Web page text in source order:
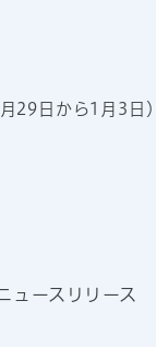
29日から1月3日）
ュースリリース